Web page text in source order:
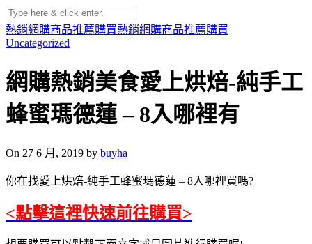
熱銷網購商品推薦購買熱銷網購商品推薦購買
Uncategorized
網購熱銷美食愛上烘焙-純手工
蜂蜜瑪德蓮 – 8入哪裡有
On 27 6 月, 2019 by buyha
你在找愛上烘焙-純手工蜂蜜瑪德蓮 – 8入哪裡買嗎?
<點擊這裡快速前往購買>